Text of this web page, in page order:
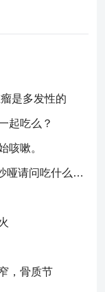
是多发性的
起吃么？
咳嗽。
你好，鼻炎犯了，鼻子不通，嗓子沙哑请问吃什么药比较好？
，骨质节